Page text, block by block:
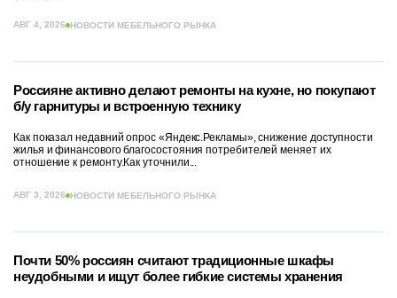
АВГ 4, 2026 НОВОСТИ МЕБЕЛЬНОГО РЫНКА
Россияне активно делают ремонты на кухне, но покупают
б/у гарнитуры и встроенную технику
Как показал недавний опрос «Яндекс.Рекламы», снижение доступности
жилья и финансового благосостояния потребителей меняет их
отношение к ремонту.Как уточнили...
АВГ 3, 2026 НОВОСТИ МЕБЕЛЬНОГО РЫНКА
Почти 50% россиян считают традиционные шкафы
неудобными и ищут более гибкие системы хранения